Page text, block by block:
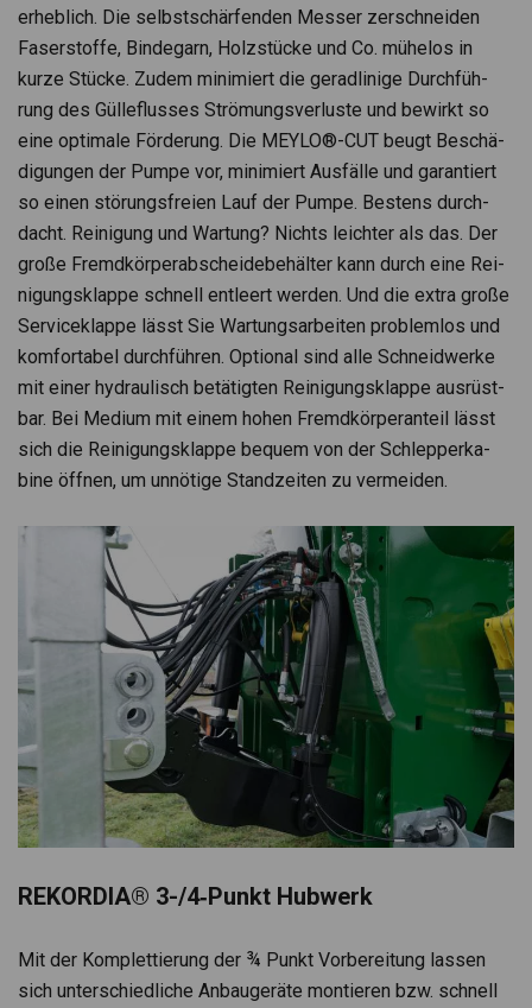
erheb­lich. Die selbst­schär­fen­den Mes­ser zer­schnei­den
Faser­stoffe, Bin­de­garn, Holz­stü­cke und Co. mühe­los in
kurze Stü­cke. Zudem mini­miert die gerad­li­nige Durch­füh­
rung des Gül­le­flus­ses Strö­mungs­ver­luste und bewirkt so
eine opti­male För­de­rung. Die MEYLO®-CUT beugt Beschä­
di­gun­gen der Pumpe vor, mini­miert Aus­fälle und garan­tiert
so einen stö­rungs­freien Lauf der Pumpe. Bes­tens durch­
dacht. Rei­ni­gung und War­tung? Nichts leich­ter als das. Der
große Fremd­kör­per­ab­schei­de­be­häl­ter kann durch eine Rei­
ni­gungs­klappe schnell ent­leert wer­den. Und die extra große
Ser­vice­klappe lässt Sie War­tungs­ar­bei­ten pro­blem­los und
kom­for­ta­bel durch­füh­ren. Optio­nal sind alle Schneid­werke
mit einer hydrau­lisch betä­tig­ten Rei­ni­gungs­klappe aus­rüst­
bar. Bei Medium mit einem hohen Fremd­kör­per­an­teil lässt
sich die Rei­ni­gungs­klappe bequem von der Schlep­per­ka­
bine öff­nen, um unnö­tige Stand­zei­ten zu ver­mei­den.
REKORDIA® 3-/4‑­Punkt Hub­werk
Mit der Kom­plet­tie­rung der ¾ Punkt Vor­be­rei­tung las­sen
sich unter­schied­li­che Anbau­ge­räte mon­tie­ren bzw. schnell